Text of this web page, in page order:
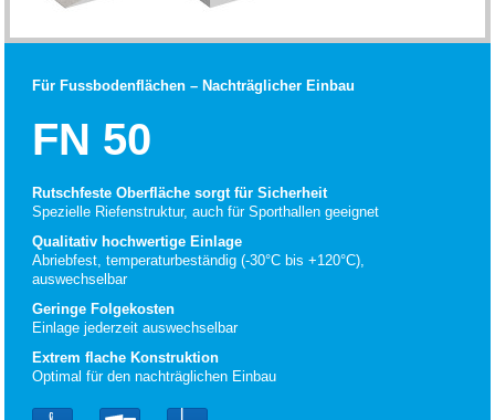
Für Fussbodenflächen – Nachträglicher Einbau
FN 50
Rutschfeste Oberfläche sorgt für Sicherheit
Spezielle Riefenstruktur, auch für Sporthallen geeignet
Qualitativ hochwertige Einlage
Abriebfest, temperaturbeständig (-30°C bis +120°C),
auswechselbar
Geringe Folgekosten
Einlage jederzeit auswechselbar
Extrem flache Konstruktion
Optimal für den nachträglichen Einbau